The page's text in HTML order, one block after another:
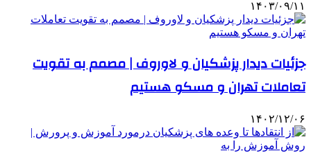
۱۴۰۳/۰۹/۱۱
جزئیات دیدار پزشکیان و لاوروف | مصمم به تقویت
تعاملات تهران و مسکو هستیم
۱۴۰۲/۱۲/۰۶